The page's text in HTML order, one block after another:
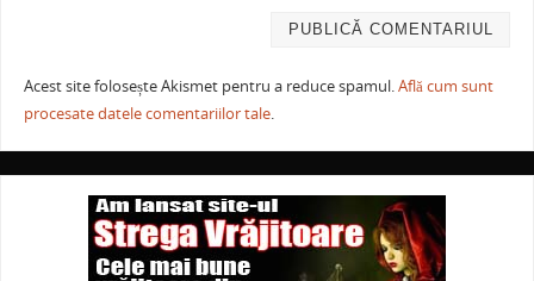
Acest site folosește Akismet pentru a reduce spamul.Află cum sunt
procesate datele comentariilor tale.